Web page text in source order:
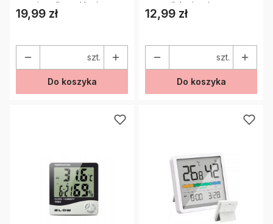
terrarium dla gadów i
ptaszników
Cena
19,99 zł
szt.
Do koszyka
ptaszników i zwierząt
egzotycznych
Cena
12,99 zł
szt.
Do koszyka